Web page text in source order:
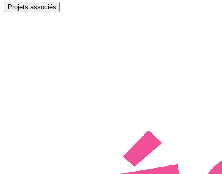
Projets associés